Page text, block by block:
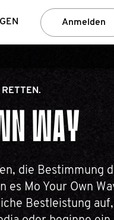
Anmelden
WAY
die Bestimmung
es Mo Your Own
Bestleistung